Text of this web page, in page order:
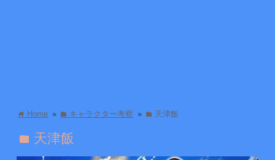
home Home » folder キャラクター考察 » folder 天津飯
folder 天津飯